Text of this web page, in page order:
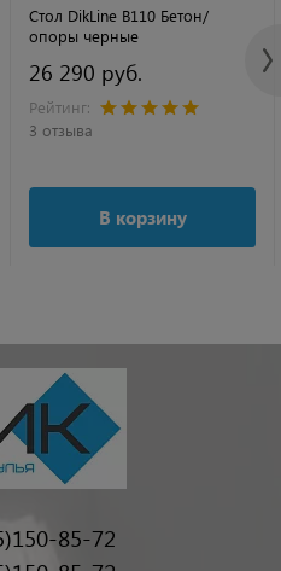
Стол DikLine B110 Бетон/
опоры черные
26 290 руб.
Рейтинг:
3 отзыва
В корзину
85-72